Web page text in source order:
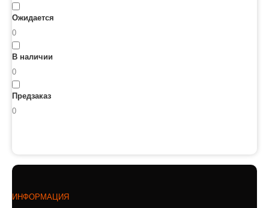
Ожидается
0
В наличии
0
Предзаказ
0
ИНФОРМАЦИЯ